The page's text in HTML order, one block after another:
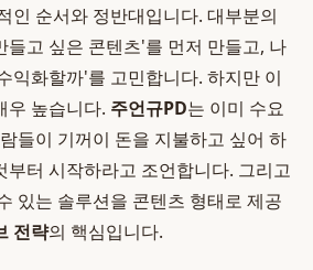
인 순서와 정반대입니다. 대부분의
들고 싶은 콘텐츠'를 먼저 만들고, 나
익화할까'를 고민합니다. 하지만 이
우 높습니다. 주언규PD는 이미 수요
들이 기꺼이 돈을 지불하고 싶어 하
부터 시작하라고 조언합니다. 그리고
있는 솔루션을 콘텐츠 형태로 제공
전략의 핵심입니다.